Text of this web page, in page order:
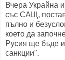
Вчера Украйна
със САЩ,
пълно и
което да
Русия ще бъде
санкции".